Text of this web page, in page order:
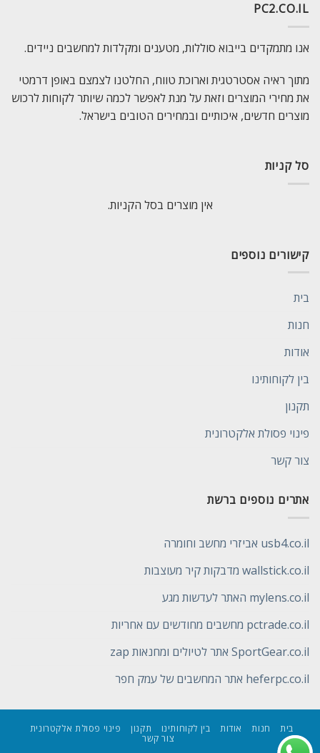
PC2.CO.IL
אנו מתמקדים בייבוא סוללות, מטענים ומקלדות למחשבים ניידים.
מתוך ראיה אסטרטגית וארוכת טווח, החלטנו לצמצם באופן דרמטי
את מחירי המוצרים וזאת על מנת לאפשר לכמה שיותר לקוחות לרכוש
מוצרים חדשים, איכותיים ובמחירים הטובים בישראל.
סל קניות
אין מוצרים בסל הקניות.
קישורים נוספים
בית
חנות
אודות
בין לקוחותינו
תקנון
פינוי פסולת אלקטרונית
צור קשר
אתרים נוספים ברשת
usb4.co.il אביזרי מחשב וחומרה
wallstick.co.il מדבקות קיר מעוצבות
mylens.co.il האתר לעדשות מגע
pctrade.co.il מחשבים מחודשים עם אחריות
SportGear.co.il אתר לטיולים ומחנאות zap
heferpc.co.il אתר המחשבים של עמק חפר
בית חנות אודות בין לקוחותינו תקנון
פינוי פסולת אלקטרונית
צור קשר